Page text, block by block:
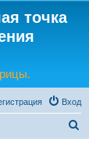
точка
Вход